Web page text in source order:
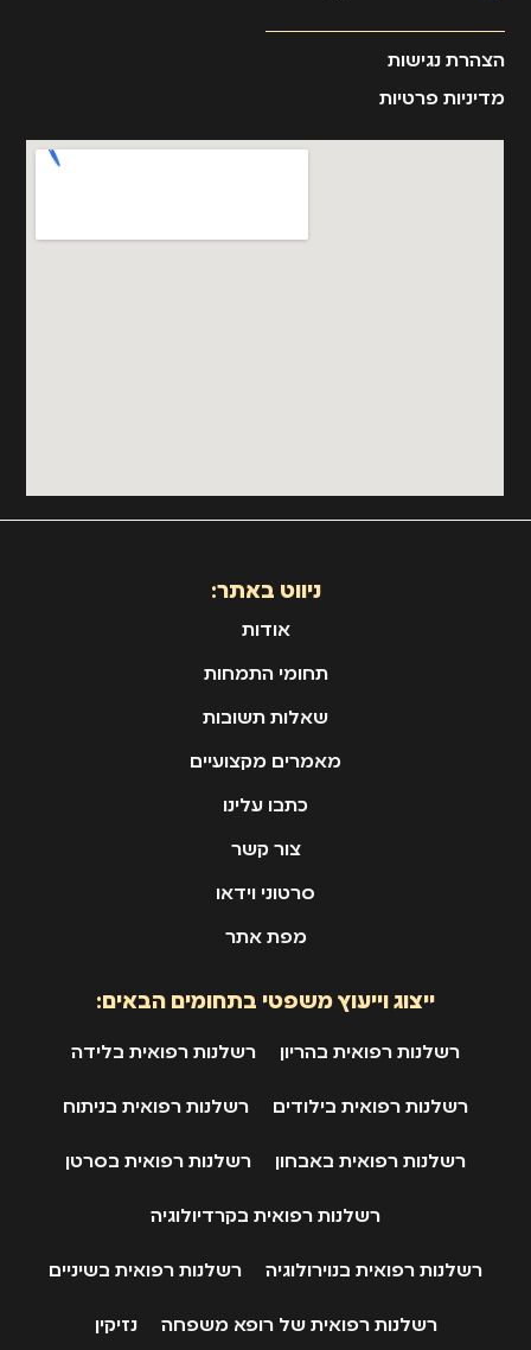
הצהרת נגישות
מדיניות פרטיות
ניווט באתר:
אודות
תחומי התמחות
שאלות תשובות
מאמרים מקצועיים
כתבו עלינו
צור קשר
סרטוני וידאו
מפת אתר
ייצוג וייעוץ משפטי בתחומים הבאים:
רשלנות רפואית בהריון רשלנות רפואית בלידה
רשלנות רפואית בילודים רשלנות רפואית בניתוח
רשלנות רפואית באבחון רשלנות רפואית בסרטן
רשלנות רפואית בקרדיולוגיה
רשלנות רפואית בנוירולוגיה רשלנות רפואית בשיניים
רשלנות רפואית של רופא משפחה נזיקין